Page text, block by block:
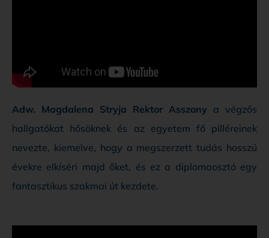
Adw. Magdalena Stryja Rektor Asszony a végzős
hallgatókat hősöknek és az egyetem fő pilléreinek
nevezte, kiemelve, hogy a megszerzett tudás hosszú
évekre elkíséri majd őket, és ez a diplomaosztó egy
fantasztikus szakmai út kezdete.